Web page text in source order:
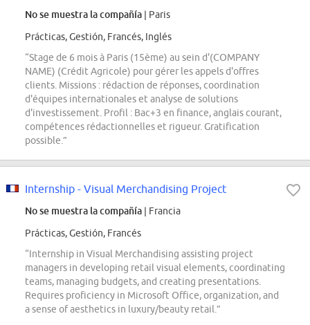
No se muestra la compañía | Paris
Prácticas, Gestión, Francés, Inglés
“Stage de 6 mois à Paris (15ème) au sein d'(COMPANY
NAME) (Crédit Agricole) pour gérer les appels d'offres
clients. Missions : rédaction de réponses, coordination
d'équipes internationales et analyse de solutions
d'investissement. Profil : Bac+3 en finance, anglais courant,
compétences rédactionnelles et rigueur. Gratification
possible.”
Internship - Visual Merchandising Project
No se muestra la compañía | Francia
Prácticas, Gestión, Francés
“Internship in Visual Merchandising assisting project
managers in developing retail visual elements, coordinating
teams, managing budgets, and creating presentations.
Requires proficiency in Microsoft Office, organization, and
a sense of aesthetics in luxury/beauty retail.”